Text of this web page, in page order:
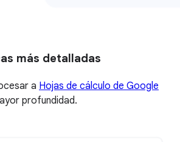
más detalladas
a Hojas de cálculo de Google
profundidad.